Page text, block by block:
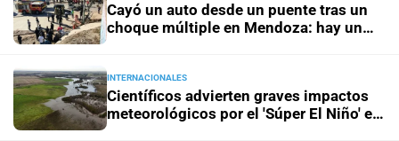
Cayó un auto desde un puente tras un
choque múltiple en Mendoza: hay un
INTERNACIONALES
Científicos advierten graves impactos
meteorológicos por el 'Súper El Niño' en